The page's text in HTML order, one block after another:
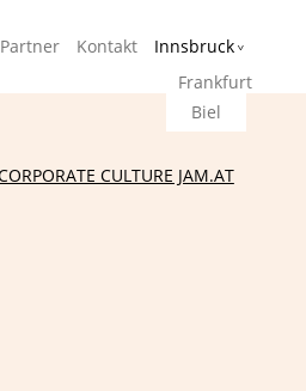
Partner Kontakt
Innsbruck
Frankfurt
Biel